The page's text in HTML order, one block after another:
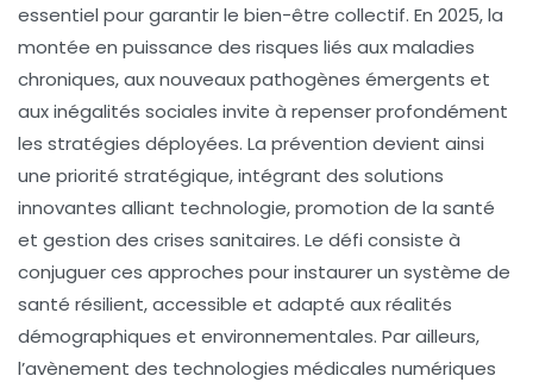
essentiel pour garantir le bien-être collectif. En 2025, la
montée en puissance des risques liés aux maladies
chroniques, aux nouveaux pathogènes émergents et
aux inégalités sociales invite à repenser profondément
les stratégies déployées. La prévention devient ainsi
une priorité stratégique, intégrant des solutions
innovantes alliant technologie, promotion de la santé
et gestion des crises sanitaires. Le défi consiste à
conjuguer ces approches pour instaurer un système de
santé résilient, accessible et adapté aux réalités
démographiques et environnementales. Par ailleurs,
l’avènement des technologies médicales numériques